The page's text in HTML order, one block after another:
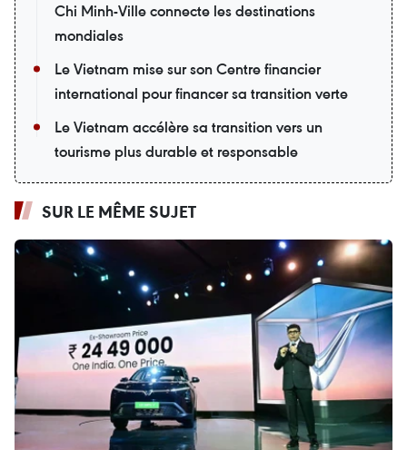
Chi Minh-Ville connecte les destinations
mondiales
Le Vietnam mise sur son Centre financier
international pour financer sa transition verte
Le Vietnam accélère sa transition vers un
tourisme plus durable et responsable
SUR LE MÊME SUJET